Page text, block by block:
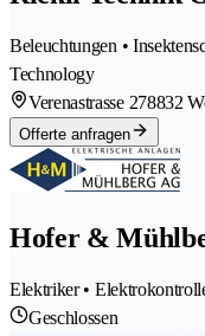
Beleuchtungen •
Technology
Verenastrasse 278832
Offerte anfragen
Hofer &
Elektriker •
Geschlossen